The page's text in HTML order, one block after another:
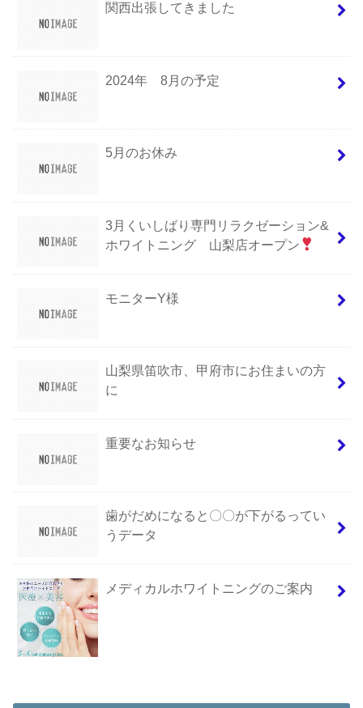
関西出張してきました
2024年 8月の予定
5月のお休み
3月くいしばり専門リラクゼーション&
ホワイトニング 山梨店オープン
モニターY様
山梨県笛吹市、甲府市にお住まいの方
に
重要なお知らせ
歯がだめになると〇〇が下がるってい
うデータ
メディカルホワイトニングのご案内